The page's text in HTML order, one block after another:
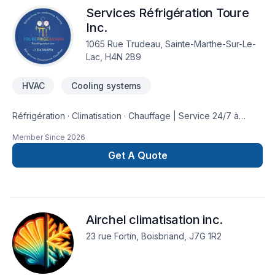
Services Réfrigération Toure
Inc.
1065 Rue Trudeau, Sainte-Marthe-Sur-Le-
Lac, H4N 2B9
HVAC Cooling systems
Réfrigération · Climatisation · Chauffage | Service 24/7 à
certifiés | Devis gratuit ✅
Member Since 2026
Get A Quote
Airchel climatisation inc.
23 rue Fortin, Boisbriand, J7G 1R2